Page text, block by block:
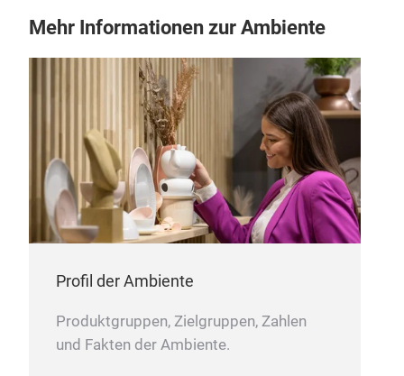
Mehr Informationen zur Ambiente
Profil der Ambiente
Produktgruppen, Zielgruppen, Zahlen
und Fakten der Ambiente.